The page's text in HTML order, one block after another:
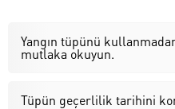
Yangın tüpünü
mutlaka okuyun.
Tüpün geçerlilik tarihini